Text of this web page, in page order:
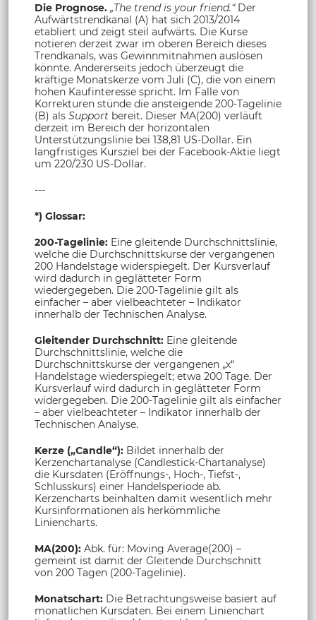
Die Prognose. „The trend is your friend.“Der
Aufwärtstrendkanal (A) hat sich 2013/2014
etabliert und zeigt steil aufwärts. Die Kurse
notieren derzeit zwar im oberen Bereich dieses
Trendkanals, was Gewinnmitnahmen auslösen
könnte. Andererseits jedoch überzeugt die
kräftige Monatskerze vom Juli (C), die von einem
hohen Kaufinteresse spricht. Im Falle von
Korrekturen stünde die ansteigende 200-Tagelinie
(B) als Support bereit. Dieser MA(200) verläuft
derzeit im Bereich der horizontalen
Unterstützungslinie bei 138,81 US-Dollar. Ein
langfristiges Kursziel bei der Facebook-Aktie liegt
um 220/230 US-Dollar.
---
*) Glossar:
200-Tagelinie: Eine gleitende Durchschnittslinie,
welche die Durchschnittskurse der vergangenen
200 Handelstage widerspiegelt. Der Kursverlauf
wird dadurch in geglätteter Form
wiedergegeben. Die 200-Tagelinie gilt als
einfacher – aber vielbeachteter – Indikator
innerhalb der Technischen Analyse.
Gleitender Durchschnitt: Eine gleitende
Durchschnittslinie, welche die
Durchschnittskurse der vergangenen „x“
Handelstage wiederspiegelt; etwa 200 Tage. Der
Kursverlauf wird dadurch in geglätteter Form
widergegeben. Die 200-Tagelinie gilt als einfacher
– aber vielbeachteter – Indikator innerhalb der
Technischen Analyse.
Kerze („Candle“): Bildet innerhalb der
Kerzenchartanalyse (Candlestick-Chartanalyse)
die Kursdaten (Eröffnungs-, Hoch-, Tiefst-,
Schlusskurs) einer Handelsperiode ab.
Kerzencharts beinhalten damit wesentlich mehr
Kursinformationen als herkömmliche
Liniencharts.
MA(200): Abk. für: Moving Average(200) –
gemeint ist damit der Gleitende Durchschnitt
von 200 Tagen (200-Tagelinie).
Monatschart: Die Betrachtungsweise basiert auf
monatlichen Kursdaten. Bei einem Linienchart